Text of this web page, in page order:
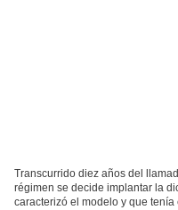
Transcurrido diez años del
régimen se decide implantar la
caracterizó el modelo y que